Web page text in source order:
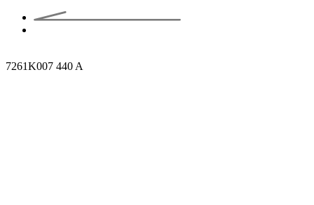
7261K007 440 A